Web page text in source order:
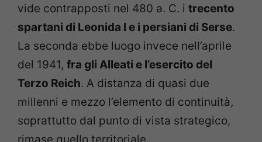
vide contrapposti nel 480 a. C. i trecento
spartani di Leonida I e i persiani di Serse.
La seconda ebbe luogo invece nell’aprile
del 1941, fra gli Alleati e l’esercito del
Terzo Reich. A distanza di quasi due
millenni e mezzo l’elemento di continuità,
soprattutto dal punto di vista strategico,
rimase quello territoriale.